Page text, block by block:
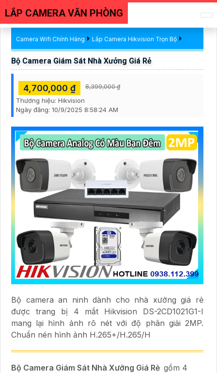
LẮP CAMERA VĂN PHÒNG
Camera Wifi Chính Hãng Lắp Camera Hikvision Trọn Bộ
Bộ Camera Giám Sát Nhà Xưởng Giá Rẻ
4,700,000 ₫ 8,399,000 ₫
Thương hiệu: Hikvision
Ngày đăng: 10/9/2025 8:58:24 AM
Bộ camera an ninh dành cho nhà xưởng giá rẻ
được trang bị 4 mắt Hikvision DS-2CD1021G1-I
mang lại hình ảnh rõ nét với độ phân giải 2MP.
Chuẩn nén hình ảnh H.265+/H.265/H
Bộ Camera Giám Sát Nhà Xưởng Giá Rẻ gồm 4